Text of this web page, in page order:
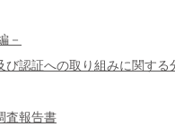
－
認証への取り組みに関する
査報告書